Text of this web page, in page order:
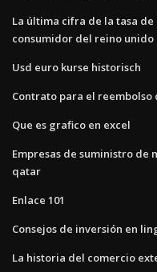
La última cifra de la tasa
consumidor del reino unido
Usd euro kurse historisch
Contrato para el
Que es grafico en excel
Empresas de suministro de
qatar
Enlace 101
Consejos de inversión en
La historia del comercio